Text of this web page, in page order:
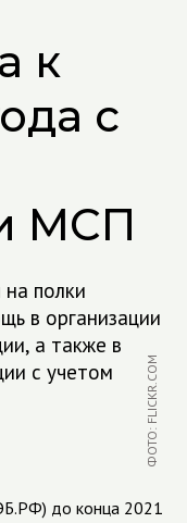
к
с
МСП
полки
в организации
а также в
с учетом
ФОТО: FLICKR.COM
до конца 2021